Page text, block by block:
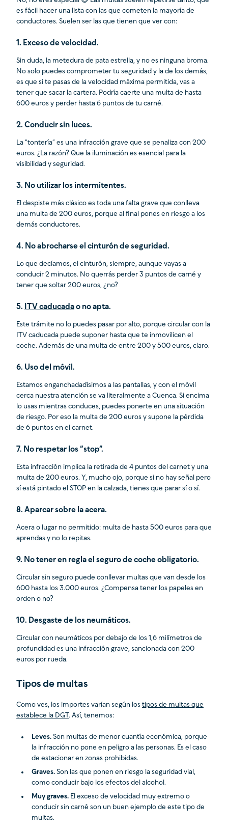
es fácil hacer una lista con las que cometen la mayoría de
conductores. Suelen ser las que tienen que ver con:
1. Exceso de velocidad.
Sin duda, la metedura de pata estrella, y no es ninguna broma.
No solo puedes comprometer tu seguridad y la de los demás,
es que si te pasas de la velocidad máxima permitida, vas a
tener que sacar la cartera. Podría caerte una multa de hasta
600 euros y perder hasta 6 puntos de tu carné.
2. Conducir sin luces.
La “tontería” es una infracción grave que se penaliza con 200
euros. ¿La razón? Que la iluminación es esencial para la
visibilidad y seguridad.
3. No utilizar los intermitentes.
El despiste más clásico es toda una falta grave que conlleva
una multa de 200 euros, porque al final pones en riesgo a los
demás conductores.
4. No abrocharse el cinturón de seguridad.
Lo que decíamos, el cinturón, siempre, aunque vayas a
conducir 2 minutos. No querrás perder 3 puntos de carné y
tener que soltar 200 euros, ¿no?
5. ITV caducadao no apta.
Este trámite no lo puedes pasar por alto, porque circular con la
ITV caducada puede suponer hasta que te inmovilicen el
coche. Además de una multa de entre 200 y 500 euros, claro.
6. Uso del móvil.
Estamos enganchadadísimos a las pantallas, y con el móvil
cerca nuestra atención se va literalmente a Cuenca. Si encima
lo usas mientras conduces, puedes ponerte en una situación
de riesgo. Por eso la multa de 200 euros y supone la pérdida
de 6 puntos en el carnet.
7. No respetar los “stop”.
Esta infracción implica la retirada de 4 puntos del carnet y una
multa de 200 euros. Y, mucho ojo, porque si no hay señal pero
sí está pintado el STOP en la calzada, tienes que parar sí o sí.
8. Aparcar sobre la acera.
Acera o lugar no permitido: multa de hasta 500 euros para que
aprendas y no lo repitas.
9. No tener en regla el seguro de coche obligatorio.
Circular sin seguro puede conllevar multas que van desde los
600 hasta los 3.000 euros. ¿Compensa tener los papeles en
orden o no?
10. Desgaste de los neumáticos.
Circular con neumáticos por debajo de los 1,6 milímetros de
profundidad es una infracción grave, sancionada con 200
euros por rueda.
Tipos de multas
Como ves, los importes varían según los tipos de multas que
establece la DGT. Así, tenemos:
Leves. Son multas de menor cuantía económica, porque
la infracción no pone en peligro a las personas. Es el caso
de estacionar en zonas prohibidas.
Graves. Son las que ponen en riesgo la seguridad vial,
como conducir bajo los efectos del alcohol.
Muy graves. El exceso de velocidad muy extremo o
conducir sin carné son un buen ejemplo de este tipo de
multas.